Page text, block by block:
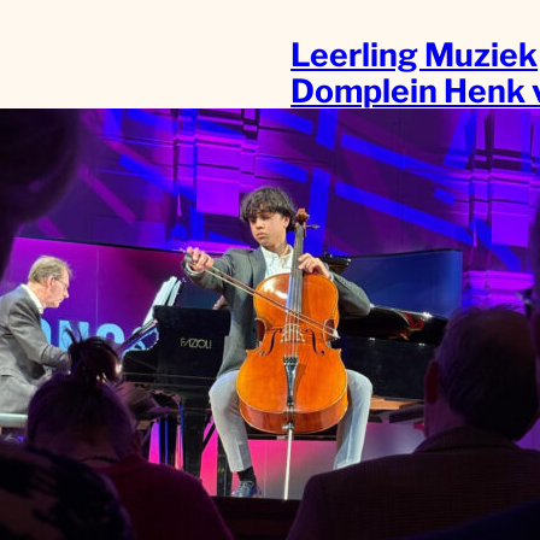
Leerling Muziek
Domplein Henk
Kampen wint
prijs tijdens
regiofinale
van Prinses
Christina
Concours 2026!
Jong muzikaal
de regio Utrecht
het weekend van
25 januari succes